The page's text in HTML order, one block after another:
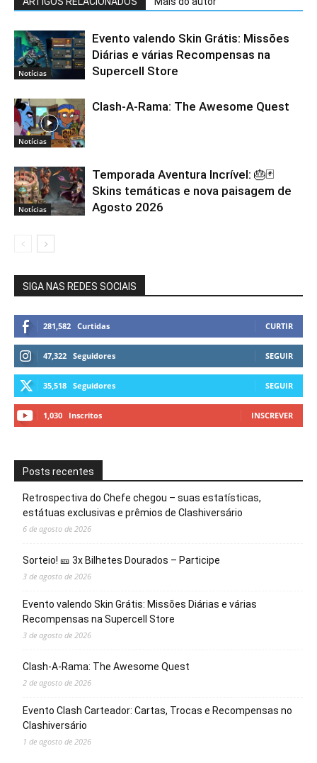
Notícias
Evento valendo Skin Grátis: Missões
Diárias e várias Recompensas na
Supercell Store
Notícias
Clash-A-Rama: The Awesome Quest
Notícias
Temporada Aventura Incrível: 🎂🃏
Skins temáticas e nova paisagem de
Agosto 2026
SIGA NAS REDES SOCIAIS
281,582 Curtidas CURTIR
47,322 Seguidores SEGUIR
35,518 Seguidores SEGUIR
1,030 Inscritos INSCREVER
Posts recentes
Retrospectiva do Chefe chegou – suas estatísticas,
estátuas exclusivas e prêmios de Clashiversário
6 de agosto de 2026
Sorteio! 🎫 3x Bilhetes Dourados – Participe
3 de agosto de 2026
Evento valendo Skin Grátis: Missões Diárias e várias
Recompensas na Supercell Store
3 de agosto de 2026
Clash-A-Rama: The Awesome Quest
2 de agosto de 2026
Evento Clash Carteador: Cartas, Trocas e Recompensas no
Clashiversário
1 de agosto de 2026